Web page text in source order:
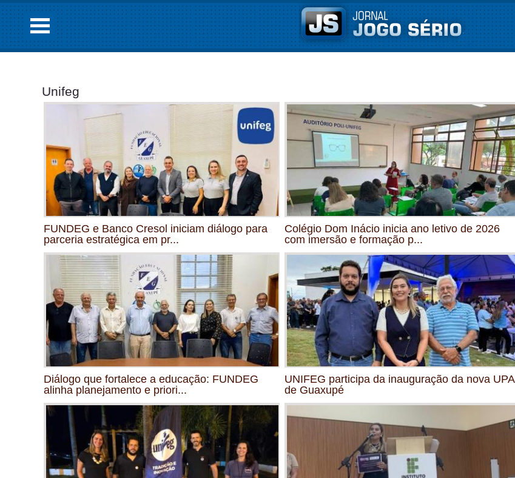
Unifeg
FUNDEG e Banco Cresol iniciam diálogo para
parceria estratégica em pr...
Colégio Dom Inácio inicia ano letivo de 2026
com imersão e formação p...
Diálogo que fortalece a educação: FUNDEG
alinha planejamento e priori...
UNIFEG participa da inauguração da nova UPA
de Guaxupé